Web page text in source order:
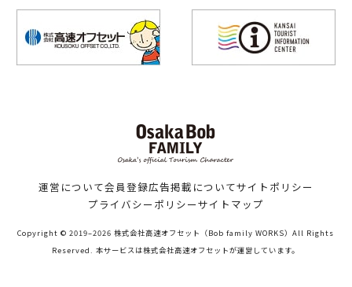
運営について会員登録広告掲載についてサイトポリシー
プライバシーポリシーサイトマップ
Copyright © 2019–2026 株式会社高速オフセット（Bob family WORKS）All Rights
Reserved. 本サービスは株式会社高速オフセットが運営しています。